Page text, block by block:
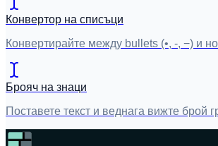
Конвертор на списъци
Конвертирайте между bullets (•, -, −) и
Брояч на знаци
Поставете текст и веднага вижте